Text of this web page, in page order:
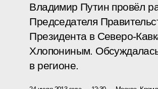
Владимир Путин провёл
Председателя
Президента в Северо-
Хлопониным.
в регионе.